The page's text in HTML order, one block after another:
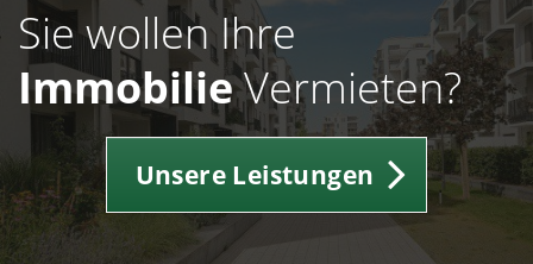
Sie wollen Ihre
ImmobilieVermieten?
Unsere Leistungen